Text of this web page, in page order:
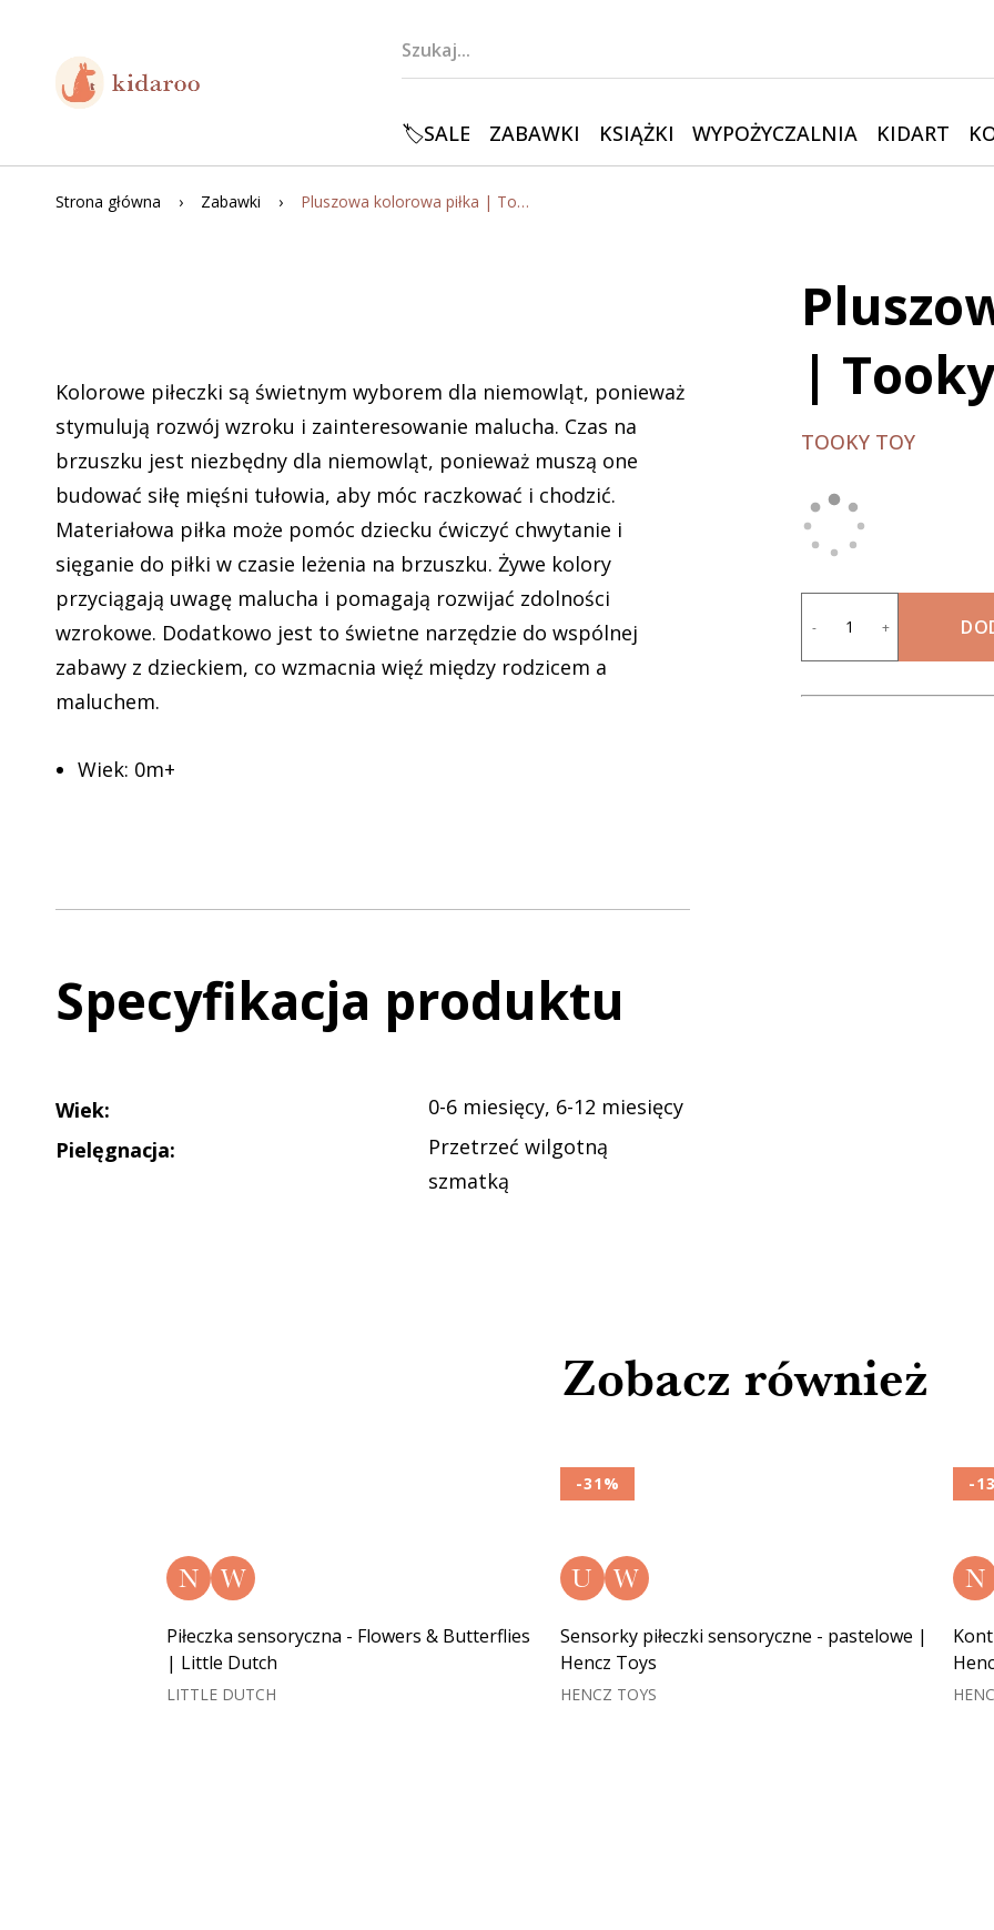
🏷️SALE ZABAWKI KSIĄŻKI WYPOŻYCZALNIA KIDART
Strona główna Zabawki Pluszowa kolorowa piłka | Tooky Toy
|
TOOKY TOY
- +
Kolorowe piłeczki są świetnym wyborem dla niemowląt, ponieważ
stymulują rozwój wzroku i zainteresowanie malucha. Czas na
brzuszku jest niezbędny dla niemowląt, ponieważ muszą one
budować siłę mięśni tułowia, aby móc raczkować i chodzić.
Materiałowa piłka może pomóc dziecku ćwiczyć chwytanie i
sięganie do piłki w czasie leżenia na brzuszku. Żywe kolory
przyciągają uwagę malucha i pomagają rozwijać zdolności
wzrokowe. Dodatkowo jest to świetne narzędzie do wspólnej
zabawy z dzieckiem, co wzmacnia więź między rodzicem a
maluchem.
Wiek: 0m+
Specyfikacja produktu
Wiek:
0-6 miesięcy, 6-12 miesięcy
Pielęgnacja:
Przetrzeć wilgotną
szmatką
Zobacz również
N W
Piłeczka sensoryczna - Flowers & Butterflies
| Little Dutch
LITTLE DUTCH
U W
Sensorky piłeczki sensoryczne - pastelowe |
Hencz Toys
HENCZ TOYS
-31%
N
-